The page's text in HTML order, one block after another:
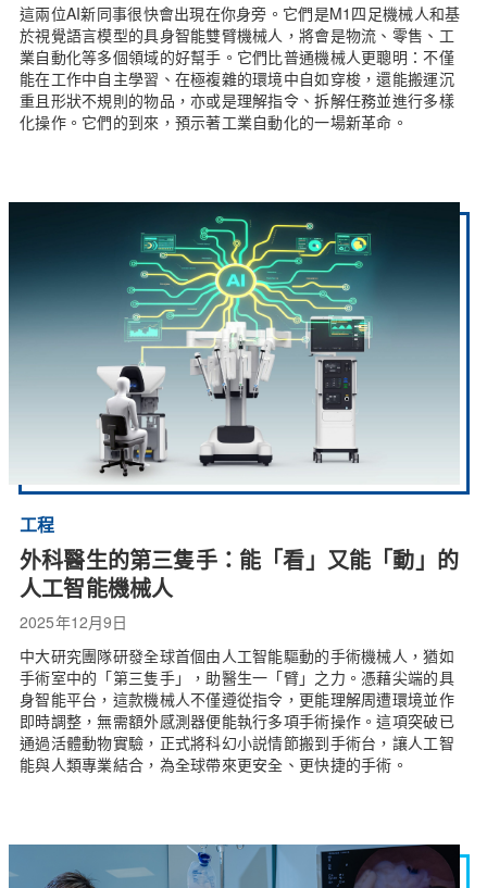
這兩位AI新同事很快會出現在你身旁。它們是M1四足機械人和基
於視覺語言模型的具身智能雙臂機械人，將會是物流、零售、工
業自動化等多個領域的好幫手。它們比普通機械人更聰明：不僅
能在工作中自主學習、在極複雜的環境中自如穿梭，還能搬運沉
重且形狀不規則的物品，亦或是理解指令、拆解任務並進行多樣
化操作。它們的到來，預示著工業自動化的一場新革命。
工程
外科醫生的第三隻手：能「看」又能「動」的
人工智能機械人
2025年12月9日
中大研究團隊研發全球首個由人工智能驅動的手術機械人，猶如
手術室中的「第三隻手」，助醫生一「臂」之力。憑藉尖端的具
身智能平台，這款機械人不僅遵從指令，更能理解周遭環境並作
即時調整，無需額外感測器便能執行多項手術操作。這項突破已
通過活體動物實驗，正式將科幻小説情節搬到手術台，讓人工智
能與人類專業結合，為全球帶來更安全、更快捷的手術。